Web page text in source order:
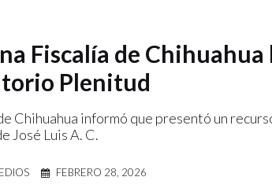
Fiscalía de
Plenitud
Chihuahua informó que presentó un
José Luis A. C.
FEBRERO 28, 2026